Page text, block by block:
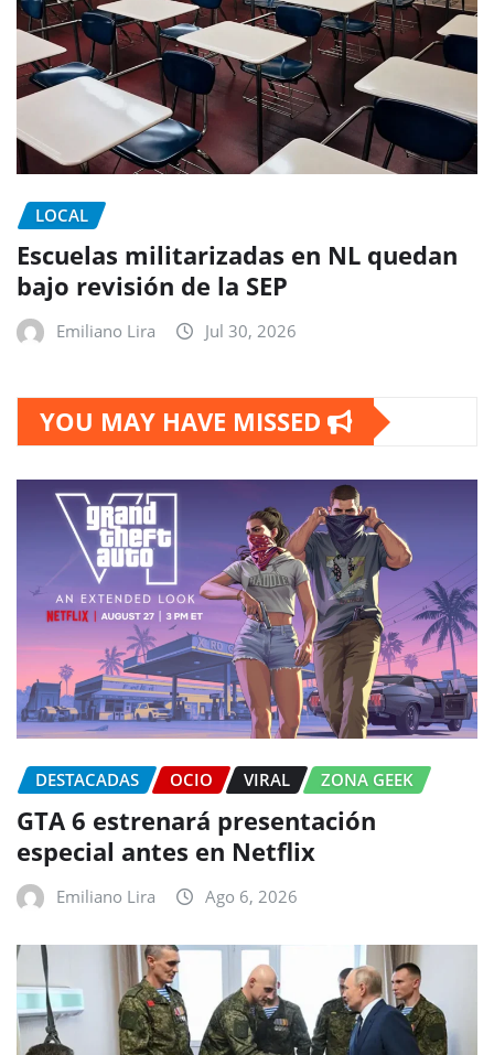
LOCAL
Escuelas militarizadas en NL quedan
bajo revisión de la SEP
Emiliano Lira Jul 30, 2026
YOU MAY HAVE MISSED
DESTACADAS OCIO VIRAL ZONA GEEK
GTA 6 estrenará presentación
especial antes en Netflix
Emiliano Lira Ago 6, 2026